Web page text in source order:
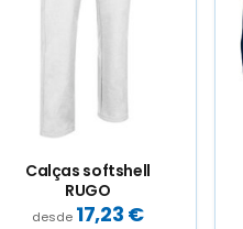
Calças softshell
RUGO
17,23 €